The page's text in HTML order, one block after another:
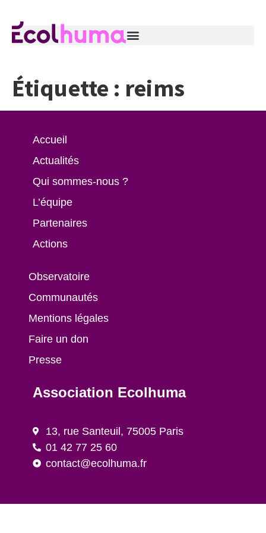
Étiquette : reims
Accueil
Actualités
Qui sommes-nous ?
L’équipe
Partenaires
Actions
Observatoire
Communautés
Mentions légales
Faire un don
Presse
Association Ecolhuma
13, rue Santeuil, 75005 Paris
01 42 77 25 60
contact@ecolhuma.fr